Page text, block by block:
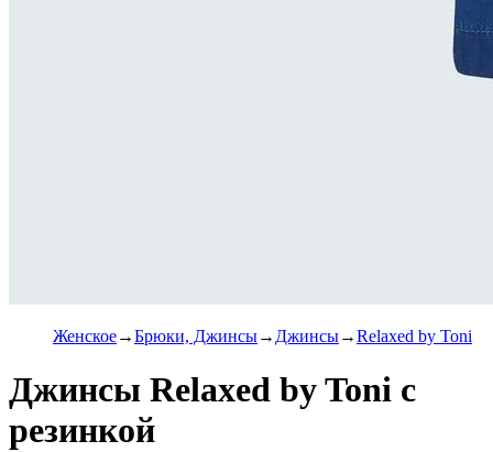
Женское Брюки, Джинсы Джинсы Relaxed by Toni
Джинсы Relaxed by Toni с
резинкой